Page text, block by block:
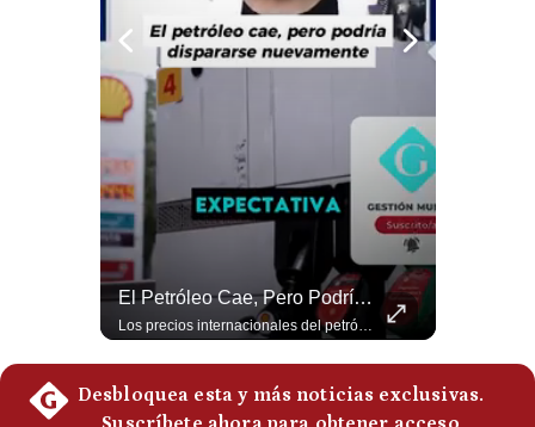
Frecuentes
El Petróleo Cae, Pero Podría Dispararse Nuevamente | #radar24
Los precios internacionales del petróleo retrocedieron ante la posibilidad de un acuerdo para reabrir el estrecho de Ormuz. Sin embargo, la caída responde solo a una expectativa diplomática y un nuevo ataque contra un buque podría hacer regresar rápidamente la prima de riesgo. #Petroleo #EstrechoDeOrmuz #EconomiaGlobal #MercadoPetrolero #Crudo #NoticiasEconomicas #Geopolitica #Shorts 👉 Suscríbete y activa la campana para no perderte nuestro análisis diario. 🌎 Síguenos en nuestras redes sociales: 📌 Web oficial: https://gestion.pe/mundo/ 📌 LinkedIn: http://bit.ly/3HYIET0 📌 X (Twitter): http://bit.ly/4noZtX9 📌 TikTok: http://bit.ly/4evB6TO